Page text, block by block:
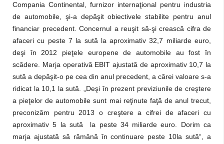
Compania Continental, furnizor internaţional pentru industria
de automobile, şi-a depăşit obiectivele stabilite pentru anul
financiar precedent. Concernul a reuşit să-şi crească cifra de
afaceri cu peste 7 la sută la aproximativ 32,7 miliarde euro,
deşi în 2012 pieţele europene de automobile au fost în
scădere. Marja operativă EBIT ajustată de aproximativ 10,7 la
sută a depăşit-o pe cea din anul precedent, a cărei valoare s-a
ridicat la 10,1 la sută. „Deşi în prezent previziunile de creştere
a pieţelor de automobile sunt mai reţinute faţă de anul trecut,
preconizăm pentru 2013 o creştere a cifrei de afaceri cu
aproximativ 5 la sută la peste 34 miliarde euro. Dorim ca
marja ajustată să rămână în continuare peste 10la sută“, a